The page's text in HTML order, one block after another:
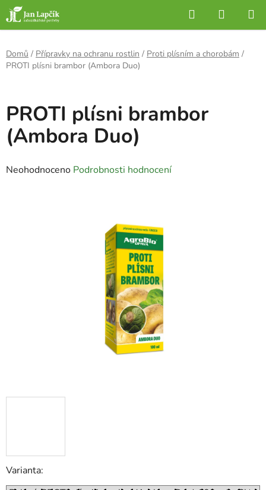
Přejít
na
obsah
Hledat
KOŠÍK
Domů / Přípravky na ochranu rostlin / Proti plísním a chorobám /
PROTI plísni brambor (Ambora Duo)
Varianta:
PROTI plísni brambor
(Ambora Duo)
Průměrné
Neohodnoceno Podrobnosti hodnocení